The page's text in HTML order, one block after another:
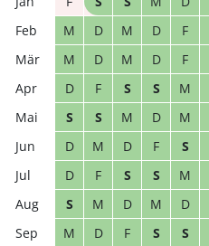
M
D M D F
M
D M D F
D
F S S M
S
S M D M
D
M D F S
D
F S S M
S
M D M D
M
D F S S